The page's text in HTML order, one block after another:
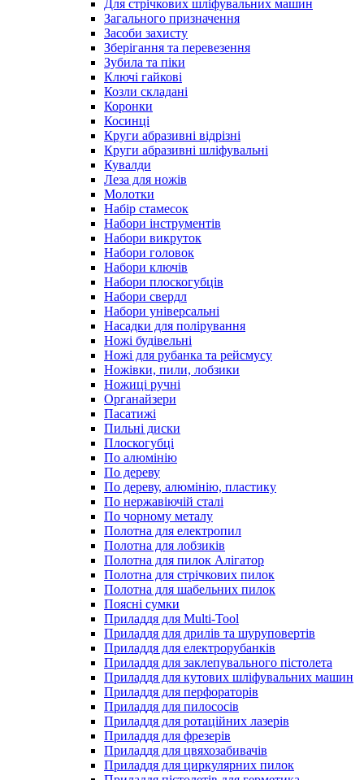
Для стрічкових шліфувальних машин
Загального призначення
Засоби захисту
Зберігання та перевезення
Зубила та піки
Ключі гайкові
Козли складані
Коронки
Косинці
Круги абразивні відрізні
Круги абразивні шліфувальні
Кувалди
Леза для ножів
Молотки
Набір стамесок
Набори інструментів
Набори викруток
Набори головок
Набори ключів
Набори плоскогубців
Набори свердл
Набори універсальні
Насадки для полірування
Ножі будівельні
Ножі для рубанка та рейсмусу
Ножівки, пили, лобзики
Ножиці ручні
Органайзери
Пасатижі
Пильні диски
Плоскогубці
По алюмінію
По дереву
По дереву, алюмінію, пластику
По нержавіючій сталі
По чорному металу
Полотна для електропил
Полотна для лобзиків
Полотна для пилок Алігатор
Полотна для стрічкових пилок
Полотна для шабельних пилок
Поясні сумки
Приладдя для Multi-Tool
Приладдя для дрилів та шуруповертів
Приладдя для електрорубанків
Приладдя для заклепувального пістолета
Приладдя для кутових шліфувальних машин
Приладдя для перфораторів
Приладдя для пилососів
Приладдя для ротаційних лазерів
Приладдя для фрезерів
Приладдя для цвяхозабивачів
Приладдя для циркулярних пилок